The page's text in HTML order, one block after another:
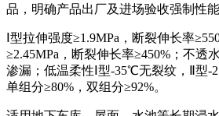
品，明确产品出厂及进场验收强制性能
Ⅰ型拉伸强度≥1.9MPa，断裂伸长率
≥2.45MPa，断裂伸长率≥450%；不透
渗漏；低温柔性Ⅰ型-35℃无裂纹，Ⅱ型
单组分≥80%，双组分≥92%。